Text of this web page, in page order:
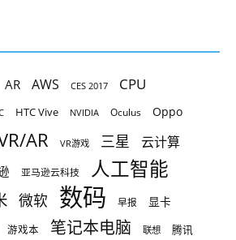
AR AWS CES 2017 CPU
HTC Vive NVIDIA Oculus Oppo
AR VR游戏 三星 云计算
亚马逊云科技 人工智能
微软 数码 早报 显卡
游戏本 笔记本电脑 联想 腾讯